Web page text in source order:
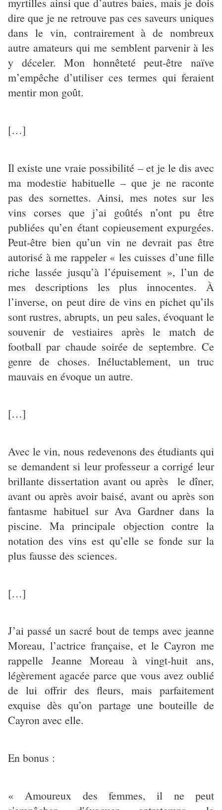
myrtilles ainsi que d’autres baies, mais je dois
dire que je ne retrouve pas ces saveurs uniques
dans le vin, contrairement à de nombreux
autre amateurs qui me semblent parvenir à les
y déceler. Mon honnêteté peut-être naïve
m’empêche d’utiliser ces termes qui feraient
mentir mon goût.
[…]
Il existe une vraie possibilité – et je le dis avec
ma modestie habituelle – que je ne raconte
pas des sornettes. Ainsi, mes notes sur les
vins corses que j’ai goûtés n’ont pu être
publiées qu’en étant copieusement expurgées.
Peut-être bien qu’un vin ne devrait pas être
autorisé à me rappeler « les cuisses d’une fille
riche lassée jusqu’à l’épuisement », l’un de
mes descriptions les plus innocentes. À
l’inverse, on peut dire de vins en pichet qu’ils
sont rustres, abrupts, un peu sales, évoquant le
souvenir de vestiaires après le match de
football par chaude soirée de septembre. Ce
genre de choses. Inéluctablement, un truc
mauvais en évoque un autre.
[…]
Avec le vin, nous redevenons des étudiants qui
se demandent si leur professeur a corrigé leur
brillante dissertation avant ou après le dîner,
avant ou après avoir baisé, avant ou après son
fantasme habituel sur Ava Gardner dans la
piscine. Ma principale objection contre la
notation des vins est qu’elle se fonde sur la
plus fausse des sciences.
[…]
J’ai passé un sacré bout de temps avec jeanne
Moreau, l’actrice française, et le Cayron me
rappelle Jeanne Moreau à vingt-huit ans,
légèrement agacée parce que vous avez oublié
de lui offrir des fleurs, mais parfaitement
exquise dès qu’on partage une bouteille de
Cayron avec elle.
En bonus :
« Amoureux des femmes, il ne peut